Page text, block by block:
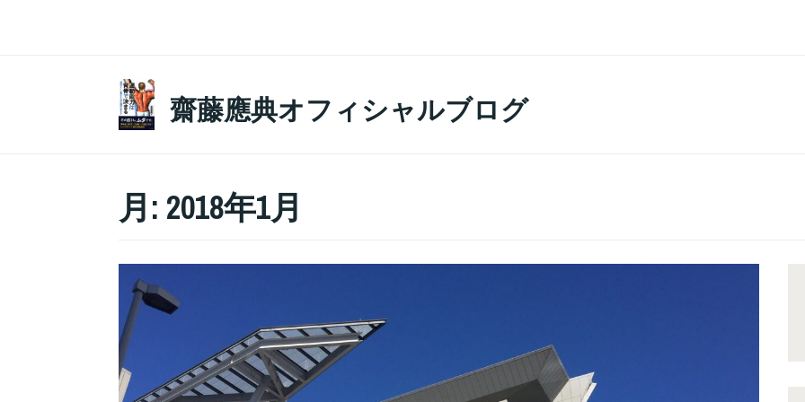
齋藤應典オフィシャルブログ
月: 2018年1月